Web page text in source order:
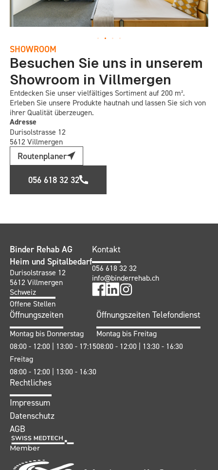
SHOWROOM
Besuchen Sie uns in unserem
Showroom in Villmergen
Entdecken Sie unser vielfältiges Sortiment auf 200 m².
Erleben Sie unsere Produkte hautnah und lassen Sie sich von
ihrer Qualität überzeugen.
Adresse
Durisolstrasse 12
5612 Villmergen
Routenplaner
056 618 32 32
Binder Rehab AG
Heim und Spitalbedarf
Durisolstrasse 12
5612 Villmergen
Schweiz
Offene Stellen
Kontakt
056 618 32 32
info@binderrehab.ch
Öffnungszeiten
Montag bis Donnerstag
08:00 - 12:00 | 13:00 - 17:15
Freitag
08:00 - 12:00 | 13:00 - 16:30
Öffnungszeiten Telefondienst
Montag bis Freitag
08:00 - 12:00 | 13:30 - 16:30
Rechtliches
Impressum
Datenschutz
AGB
Member